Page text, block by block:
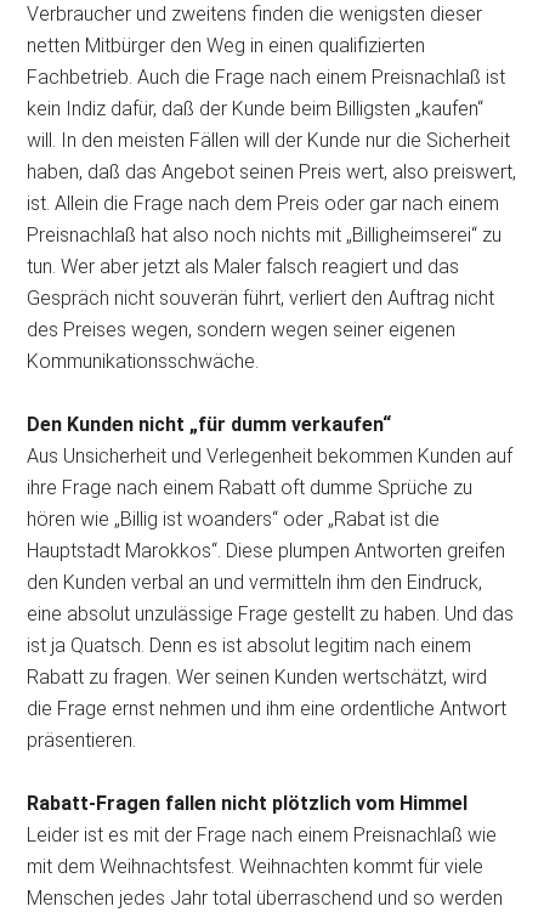
Verbraucher und zweitens finden die wenigsten dieser
netten Mitbürger den Weg in einen qualifizierten
Fachbetrieb. Auch die Frage nach einem Preisnachlaß ist
kein Indiz dafür, daß der Kunde beim Billigsten „kaufen“
will. In den meisten Fällen will der Kunde nur die Sicherheit
haben, daß das Angebot seinen Preis wert, also preiswert,
ist. Allein die Frage nach dem Preis oder gar nach einem
Preisnachlaß hat also noch nichts mit „Billigheimserei“ zu
tun. Wer aber jetzt als Maler falsch reagiert und das
Gespräch nicht souverän führt, verliert den Auftrag nicht
des Preises wegen, sondern wegen seiner eigenen
Kommunikationsschwäche.
Den Kunden nicht „für dumm verkaufen“
Aus Unsicherheit und Verlegenheit bekommen Kunden auf
ihre Frage nach einem Rabatt oft dumme Sprüche zu
hören wie „Billig ist woanders“ oder „Rabat ist die
Hauptstadt Marokkos“. Diese plumpen Antworten greifen
den Kunden verbal an und vermitteln ihm den Eindruck,
eine absolut unzulässige Frage gestellt zu haben. Und das
ist ja Quatsch. Denn es ist absolut legitim nach einem
Rabatt zu fragen. Wer seinen Kunden wertschätzt, wird
die Frage ernst nehmen und ihm eine ordentliche Antwort
präsentieren.
Rabatt-Fragen fallen nicht plötzlich vom Himmel
Leider ist es mit der Frage nach einem Preisnachlaß wie
mit dem Weihnachtsfest. Weihnachten kommt für viele
Menschen jedes Jahr total überraschend und so werden